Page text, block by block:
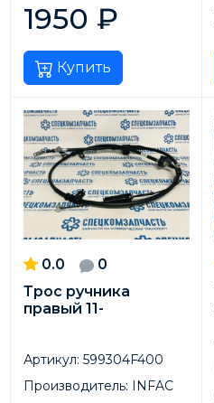
1950 ₽
Купить
0.0
0
Трос ручника
правый 11-
Артикул: 599304F400
Производитель:
INFAC